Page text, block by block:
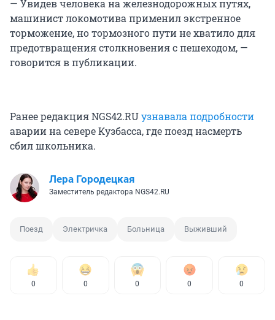
— Увидев человека на железнодорожных путях,
машинист локомотива применил экстренное
торможение, но тормозного пути не хватило для
предотвращения столкновения с пешеходом, —
говорится в публикации.
Ранее редакция NGS42.RUузнавала подробности
аварии на севере Кузбасса, где поезд насмерть
сбил школьника.
Лера Городецкая
Заместитель редактора NGS42.RU
Поезд Электричка Больница Выживший
0 0 0 0 0